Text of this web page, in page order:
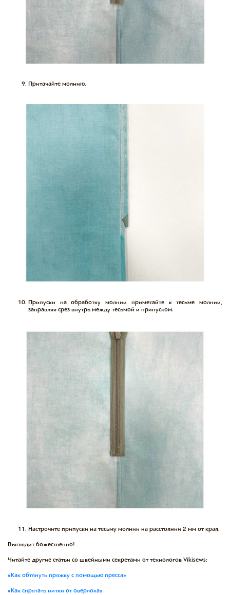
Притачайте молнию.
Припуски на обработку молнии приметайте к тесьме молнии,
заправляя срез внутрь между тесьмой и припуском.
Настрочите припуски на тесьму молнии на расстоянии 2 мм от края.
Выглядит божественно!
Читайте другие статьи со швейными секретами от технологов Vikisews:
«Как обтянуть пряжку с помощью пресса»
«Как спрятать нитки от оверлока»